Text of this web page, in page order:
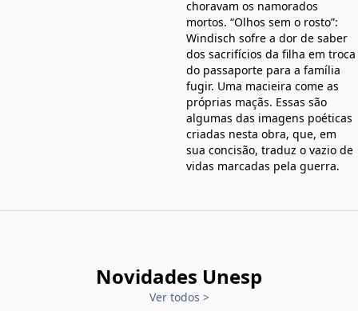
choravam os namorados
mortos. “Olhos sem o rosto”:
Windisch sofre a dor de saber
dos sacrifícios da filha em troca
do passaporte para a família
fugir. Uma macieira come as
próprias maçãs. Essas são
algumas das imagens poéticas
criadas nesta obra, que, em
sua concisão, traduz o vazio de
vidas marcadas pela guerra.
Novidades Unesp
Ver todos >